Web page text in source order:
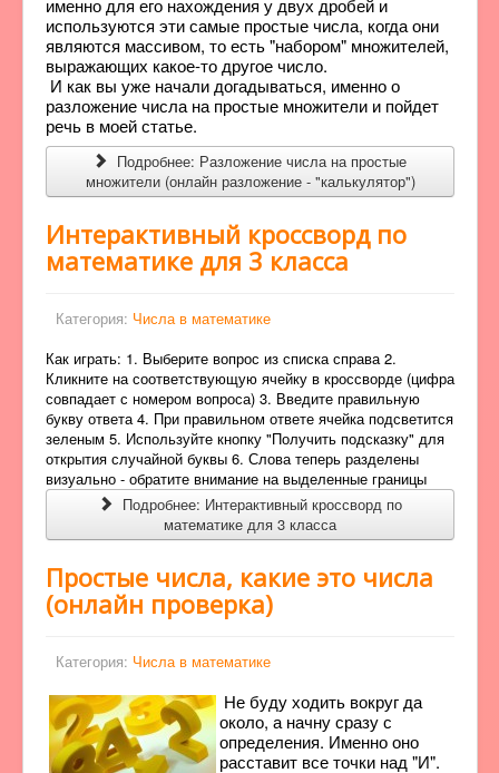
именно для его нахождения у двух дробей и
используются эти самые простые числа, когда они
являются массивом, то есть "набором" множителей,
выражающих какое-то другое число.
И как вы уже начали догадываться, именно о
разложение числа на простые множители и пойдет
речь в моей статье.
Подробнее: Разложение числа на простые
множители (онлайн разложение - "калькулятор")
Интерактивный кроссворд по
математике для 3 класса
Категория: Числа в математике
Как играть: 1. Выберите вопрос из списка справа 2.
Кликните на соответствующую ячейку в кроссворде (цифра
совпадает с номером вопроса) 3. Введите правильную
букву ответа 4. При правильном ответе ячейка подсветится
зеленым 5. Используйте кнопку "Получить подсказку" для
открытия случайной буквы 6. Слова теперь разделены
визуально - обратите внимание на выделенные границы
Подробнее: Интерактивный кроссворд по
математике для 3 класса
Простые числа, какие это числа
(онлайн проверка)
Категория: Числа в математике
Не буду ходить вокруг да
около, а начну сразу с
определения. Именно оно
расставит все точки над "И".